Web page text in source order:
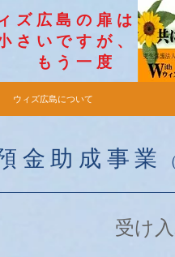
ズ広島の扉は
さいですが​、
う一度
ウィズ広島について
金助成事業
受け